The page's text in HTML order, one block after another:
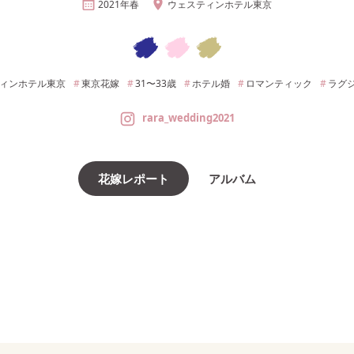
2021年春 ウェスティンホテル東京
ンホテル東京 東京花嫁 31〜33歳 ホテル婚 ロマンティック ラグ
rara_wedding2021
花嫁レポート アルバム